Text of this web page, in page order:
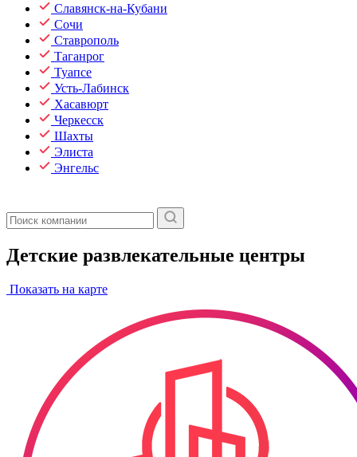
Славянск-на-Кубани
Сочи
Ставрополь
Таганрог
Туапсе
Усть-Лабинск
Хасавюрт
Черкесск
Шахты
Элиста
Энгельс
Детские развлекательные центры
Показать на карте